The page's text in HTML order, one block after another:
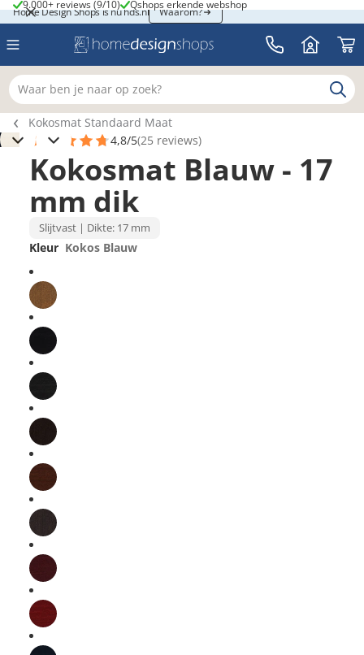
Home Design Shops is nu hds.nl
Home Design Shops is nu hds.nl Waarom?
9.000+ reviews (9/10)
9.000+ reviews (9/10) Qshops erkende webshop
Qshops erkende webshop
Waar ben je naar op zoek?
Breadcrumb navigatie
Kokosmat Standaard Maat
4,8/5(25 reviews)
Kokosmat Blauw - 17
mm dik
Slijtvast | Dikte: 17 mm
Kleur Kokos Blauw